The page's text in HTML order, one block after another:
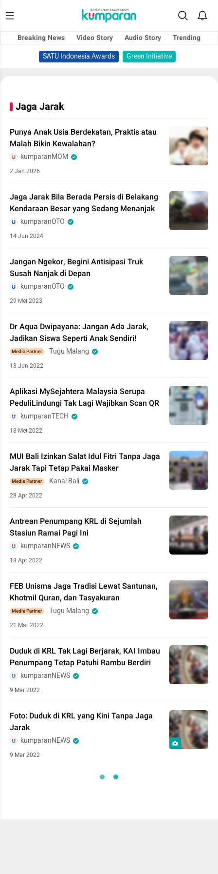
Breaking News Video Story Audio Story
Trending
SATU Indonesia Awards
Green Initiative
Jaga Jarak
Punya Anak Usia Berdekatan, Praktis atau
Malah Bikin Kewalahan?
kumparanMOM
2 Jan 2026
Jaga Jarak Bila Berada Persis di Belakang
Kendaraan Besar yang Sedang Menanjak
kumparanOTO
14 Jun 2024
Jangan Ngekor, Begini Antisipasi Truk
Susah Nanjak di Depan
kumparanOTO
29 Mei 2023
Dr Aqua Dwipayana: Jangan Ada Jarak,
Jadikan Siswa Seperti Anak Sendiri!
Media Partner Tugu Malang
13 Jun 2022
Aplikasi MySejahtera Malaysia Serupa
PeduliLindungi Tak Lagi Wajibkan Scan QR
kumparanTECH
13 Mei 2022
MUI Bali Izinkan Salat Idul Fitri Tanpa Jaga
Jarak Tapi Tetap Pakai Masker
Media Partner Kanal Bali
28 Apr 2022
Antrean Penumpang KRL di Sejumlah
Stasiun Ramai Pagi Ini
kumparanNEWS
18 Apr 2022
FEB Unisma Jaga Tradisi Lewat Santunan,
Khotmil Quran, dan Tasyakuran
Media Partner Tugu Malang
21 Mar 2022
Duduk di KRL Tak Lagi Berjarak, KAI Imbau
Penumpang Tetap Patuhi Rambu Berdiri
kumparanNEWS
9 Mar 2022
Foto: Duduk di KRL yang Kini Tanpa Jaga
Jarak
kumparanNEWS
9 Mar 2022